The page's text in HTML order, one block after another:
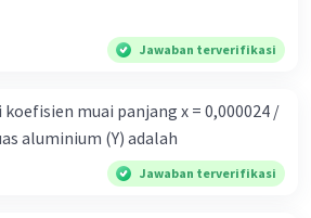
Jawaban terverifikasi
muai panjang x = 0,000024 /
aluminium (Y) adalah
Jawaban terverifikasi